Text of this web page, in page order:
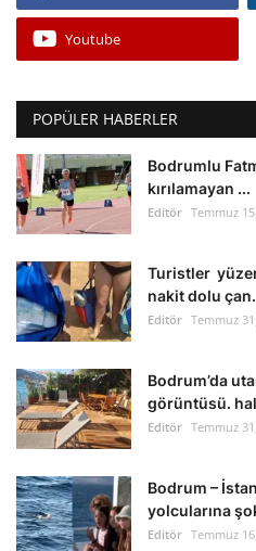
Youtube
POPÜLER HABERLER
Bodrumlu
kırılamayan ...
Editör Temmuz
Turistler
nakit dolu
Editör Temmuz
Bodrum’da
görüntüsü.
Editör Temmuz
Bodrum –
yolcularına
Editör Temmuz